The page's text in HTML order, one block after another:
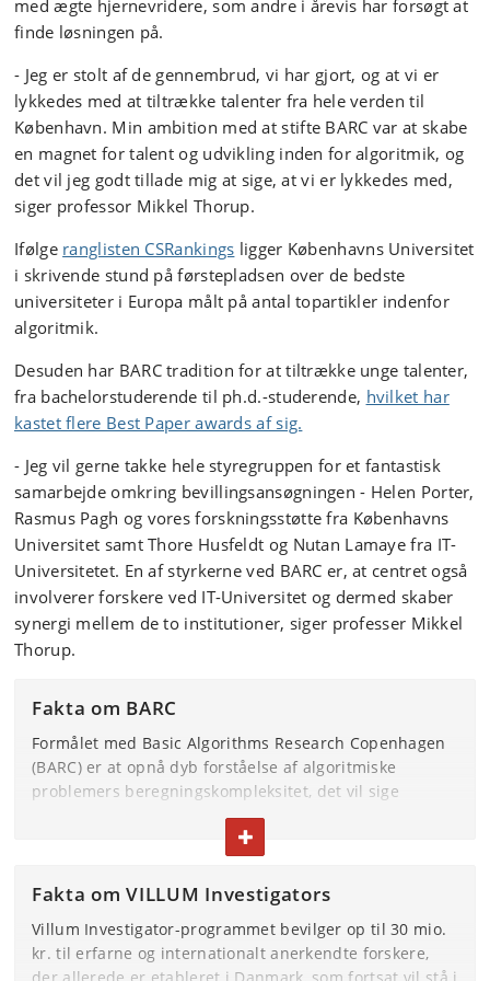
med ægte hjernevridere, som andre i årevis har forsøgt at
finde løsningen på.
- Jeg er stolt af de gennembrud, vi har gjort, og at vi er
lykkedes med at tiltrække talenter fra hele verden til
København. Min ambition med at stifte BARC var at skabe
en magnet for talent og udvikling inden for algoritmik, og
det vil jeg godt tillade mig at sige, at vi er lykkedes med,
siger professor Mikkel Thorup.
Ifølge ranglisten CSRankings ligger Københavns Universitet
i skrivende stund på førstepladsen over de bedste
universiteter i Europa målt på antal topartikler indenfor
algoritmik.
Desuden har BARC tradition for at tiltrække unge talenter,
fra bachelorstuderende til ph.d.-studerende, hvilket har
kastet flere Best Paper awards af sig.
- Jeg vil gerne takke hele styregruppen for et fantastisk
samarbejde omkring bevillingsansøgningen - Helen Porter,
Rasmus Pagh og vores forskningsstøtte fra Københavns
Universitet samt Thore Husfeldt og Nutan Lamaye fra IT-
Universitetet. En af styrkerne ved BARC er, at centret også
involverer forskere ved IT-Universitet og dermed skaber
synergi mellem de to institutioner, siger professer Mikkel
Thorup.
Fakta om BARC
Formålet med Basic Algorithms Research Copenhagen
(BARC) er at opnå dyb forståelse af algoritmiske
problemers beregningskompleksitet, det vil sige
hvordan computere kan løse problemer med minimal
brug af ressourcer. Det er teoretisk forskning, der også
har haft stor praktisk betydning.
BARC’s forskere udforsker centrale områder, med store
forståelseshuller, i håb om overraskende gennembrud.
For eksempel er tilfældige hashfunktioner afgørende i
dataanalyse, men der er store kløfter mellem teoretisk
FOLD TEKST IND ELLER UD
Fakta om VILLUM Investigators
Villum Investigator-programmet bevilger op til30 mio.
kr. til erfarne og internationalt anerkendte forskere,